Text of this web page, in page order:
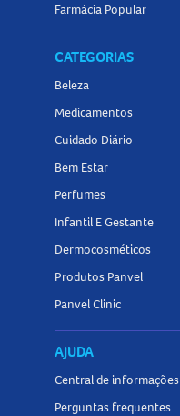
Farmácia Popular
CATEGORIAS
Beleza
Medicamentos
Cuidado Diário
Bem Estar
Perfumes
Infantil E Gestante
Dermocosméticos
Produtos Panvel
Panvel Clinic
AJUDA
Central de informações
Perguntas frequentes